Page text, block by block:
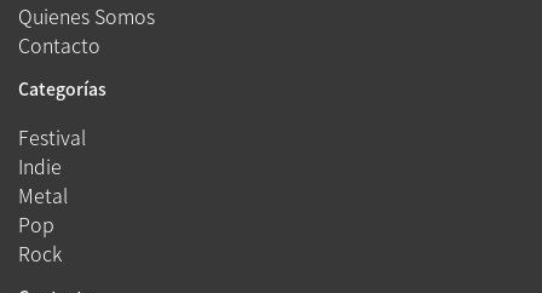
Quienes Somos
Contacto
Categorías
Festival
Indie
Metal
Pop
Rock